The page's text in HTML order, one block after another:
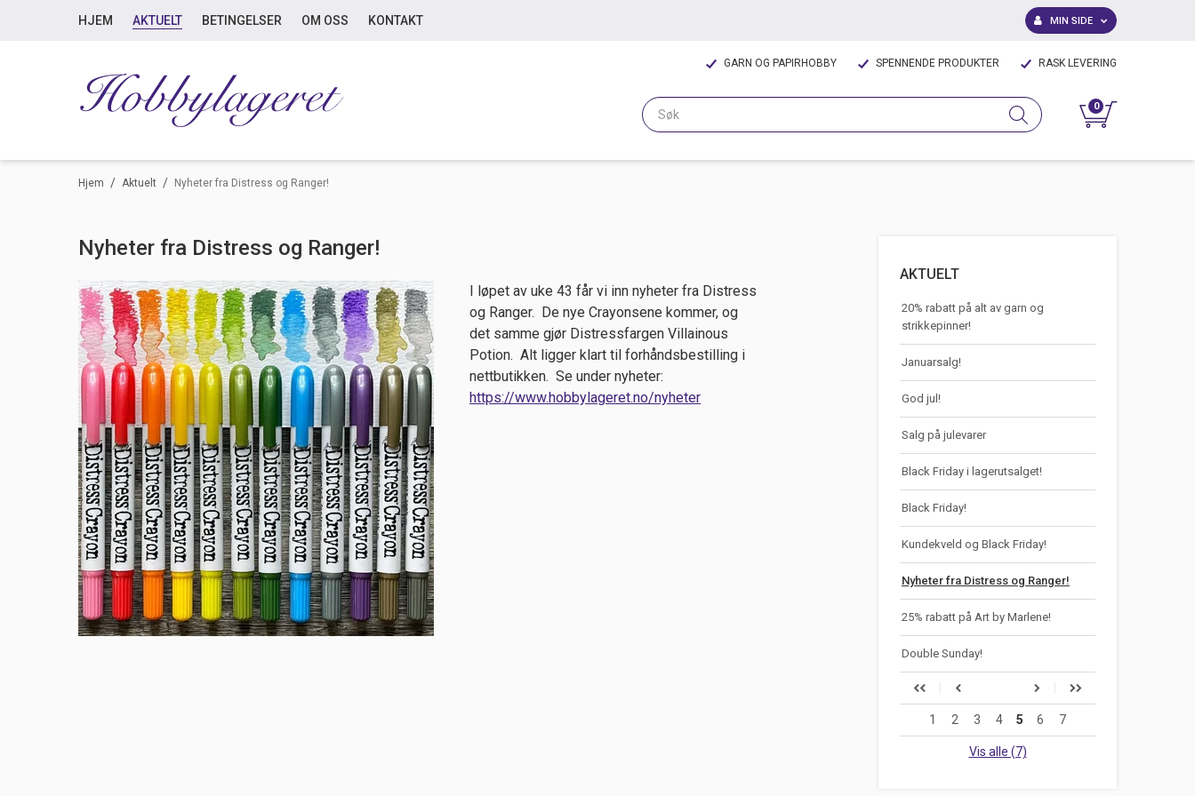
HJEM AKTUELT BETINGELSER OM OSS KONTAKT MIN SIDE
GARN OG PAPIRHOBBY SPENNENDE PRODUKTER RASK LEVERING
0
/
Hjem /
Aktuelt Nyheter fra Distress og Ranger!
AKTUELT
20% rabatt på alt av garn og
strikkepinner!
Januarsalg!
God jul!
Salg på julevarer
Black Friday i lagerutsalget!
Black Friday!
Kundekveld og Black Friday!
Nyheter fra Distress og Ranger!
25% rabatt på Art by Marlene!
Double Sunday!
1 2 3 4 5 6 7
Vis alle (7)
Nyheter fra Distress og Ranger!
I løpet av uke 43 får vi inn nyheter fra Distress
og Ranger. De nye Crayonsene kommer, og
det samme gjør Distressfargen Villainous
Potion. Alt ligger klart til forhåndsbestilling i
nettbutikken. Se under nyheter:
https://www.hobbylageret.no/nyheter